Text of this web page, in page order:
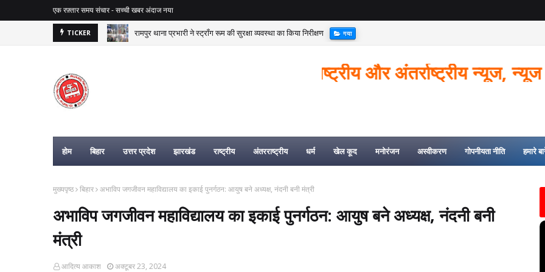
एक रफ़्तार समय संचार - सच्ची खबर अंदाज नया
TICKER रामपुर थाना प्रभारी ने स्ट्रॉंग रूम की सुरक्षा व्यवस्था का किया निरीक्षण गया
न्यूज, यूपी न्यूज, झारखंड न्यूज, राष्ट्रीय और अंतर्राष्ट्रीय न्यूज, न्यूज से
होम बिहार उत्तर प्रदेश झारखंड राष्ट्रीय अंतरराष्ट्रीय धर्म खेल कूद मनोरंजन अस्वीकरण गोपनीयता नीति हमारे
मुख्यपृष्ठ बिहार अभाविप जगजीवन महाविद्यालय का इकाई पुनर्गठन: आयुष बने अध्यक्ष, नंदनी बनी मंत्री
अभाविप जगजीवन महाविद्यालय का इकाई पुनर्गठन: आयुष बने अध्यक्ष, नंदनी बनी
मंत्री
आदित्य आकाश अक्टूबर 23, 2024